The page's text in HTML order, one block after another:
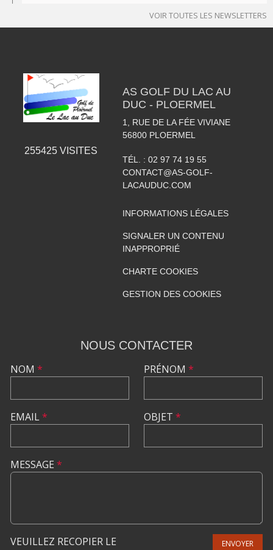
VOIR TOUTES LES NEWSLETTERS
255425 VISITES
AS GOLF DU LAC AU
DUC - PLOERMEL
1, RUE DE LA FÉE VIVIANE
56800 PLOERMEL
TÉL. : 02 97 74 19 55
CONTACT@AS-GOLF-
LACAUDUC.COM
INFORMATIONS LÉGALES
SIGNALER UN CONTENU
INAPPROPRIÉ
CHARTE COOKIES
GESTION DES COOKIES
NOUS CONTACTER
NOM *
EMAIL*
PRÉNOM *
OBJET *
MESSAGE *
VEUILLEZ RECOPIER LE
ENVOYER